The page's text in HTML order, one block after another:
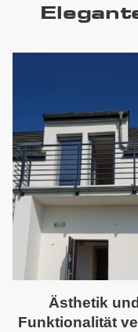
Ästhetik und
Funktionalität